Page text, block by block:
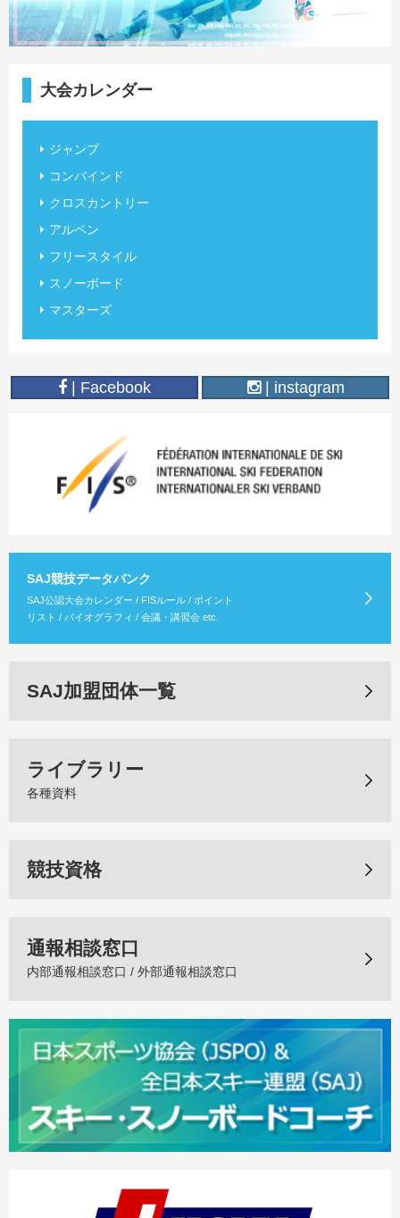
大会カレンダー
ジャンプ
コンバインド
クロスカントリー
アルペン
フリースタイル
スノーボード
マスターズ
| Facebook | instagram
SAJ競技データバンク
SAJ公認大会カレンダー / FISルール / ポイント
リスト / バイオグラフィ / 会議・講習会 etc.
SAJ加盟団体一覧
ライブラリー
各種資料
競技資格
通報相談窓口
内部通報相談窓口 / 外部通報相談窓口